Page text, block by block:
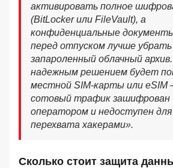
активировать полное
(BitLocker или FileVault), а
конфиденциальные
перед отпуском лучше убрать
запароленный облачный
надежным решением будет
местной SIM-карты или eSIM
сотовый трафик зашифрован
оператором и недоступен для
перехвата хакерами».
Сколько стоит защита